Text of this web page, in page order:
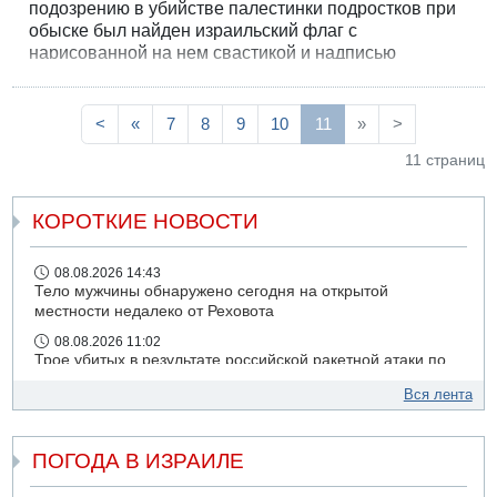
подозрению в убийстве палестинки подростков при
обыске был найден израильский флаг с
нарисованной на нем свастикой и надписью
голубого флага.
< « 7 8 9 10 11 » >
11 страниц
КОРОТКИЕ НОВОСТИ
08.08.2026 14:43
Тело мужчины обнаружено сегодня на открытой
местности недалеко от Реховота
08.08.2026 11:02
Трое убитых в результате российской ракетной атаки по
07.08.2026 20:43
07.08.2026 20:41
Ynet: "Хизбалла" запустила БПЛА со взрывчаткой по
Вся лента
ПОГОДА В ИЗРАИЛЕ